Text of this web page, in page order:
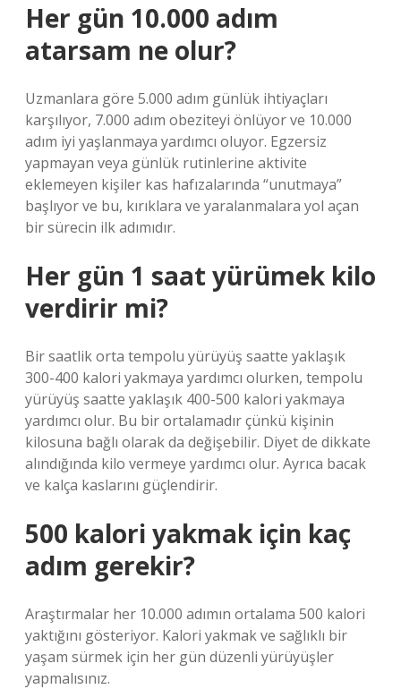
Her gün 10.000 adım
atarsam ne olur?
Uzmanlara göre 5.000 adım günlük ihtiyaçları
karşılıyor, 7.000 adım obeziteyi önlüyor ve 10.000
adım iyi yaşlanmaya yardımcı oluyor. Egzersiz
yapmayan veya günlük rutinlerine aktivite
eklemeyen kişiler kas hafızalarında “unutmaya”
başlıyor ve bu, kırıklara ve yaralanmalara yol açan
bir sürecin ilk adımıdır.
Her gün 1 saat yürümek kilo
verdirir mi?
Bir saatlik orta tempolu yürüyüş saatte yaklaşık
300-400 kalori yakmaya yardımcı olurken, tempolu
yürüyüş saatte yaklaşık 400-500 kalori yakmaya
yardımcı olur. Bu bir ortalamadır çünkü kişinin
kilosuna bağlı olarak da değişebilir. Diyet de dikkate
alındığında kilo vermeye yardımcı olur. Ayrıca bacak
ve kalça kaslarını güçlendirir.
500 kalori yakmak için kaç
adım gerekir?
Araştırmalar her 10.000 adımın ortalama 500 kalori
yaktığını gösteriyor. Kalori yakmak ve sağlıklı bir
yaşam sürmek için her gün düzenli yürüyüşler
yapmalısınız.